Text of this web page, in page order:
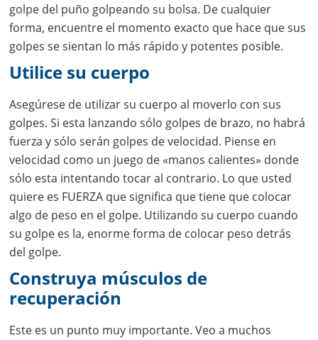
golpe del puño golpeando su bolsa. De cualquier
forma, encuentre el momento exacto que hace que sus
golpes se sientan lo más rápido y potentes posible.
Utilice su cuerpo
Asegúrese de utilizar su cuerpo al moverlo con sus
golpes. Si esta lanzando sólo golpes de brazo, no habrá
fuerza y sólo serán golpes de velocidad. Piense en
velocidad como un juego de «manos calientes» donde
sólo esta intentando tocar al contrario. Lo que usted
quiere es FUERZA que significa que tiene que colocar
algo de peso en el golpe. Utilizando su cuerpo cuando
su golpe es la, enorme forma de colocar peso detrás
del golpe.
Construya músculos de
recuperación
Este es un punto muy importante. Veo a muchos